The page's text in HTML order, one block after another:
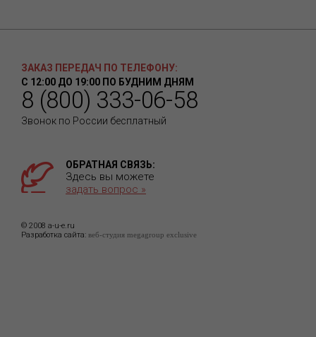
ЗАКАЗ ПЕРЕДАЧ ПО ТЕЛЕФОНУ:
С 12:00 ДО 19:00 ПО БУДНИМ ДНЯМ
8 (800) 333-06-58
Звонок по России бесплатный
ОБРАТНАЯ СВЯЗЬ:
Здесь вы можете
задать вопрос »
© 2008 a-u-e.ru
Разработка сайта: веб-студия megagroup exclusive